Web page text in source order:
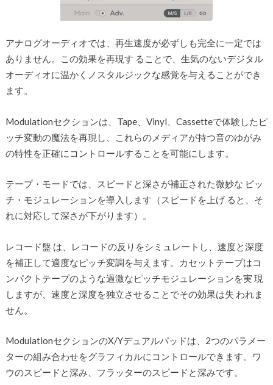
アナログオーディオでは、再生速度が必ずしも完全に一定では
ありません。この効果を再現す ることで、生気のないデジタル
オーディオに温かくノスタルジックな感覚を与えることができ
ます。
Modulationセクションは、Tape、Vinyl、Cassetteで体験したピ
ッチ変動の魔法を再現し、これらのメディアが持つ音のゆがみ
の特性を正確にコントロールすることを可能にします。
テープ・モードでは、スピードと深さが補正された微妙な ピッ
チ・モジュレーションを導入します（スピードを上げ ると、そ
れに対応して深さが下がります）。
レコード盤 は、レコードの反りをシミュレートし、速度と深度
を補正して適度なピッチ変調を与えます。カセットテープはコ
ンパクトテープのような過激なピッチモジュレーションを実 現
しますが、速度と深度を独立させることでその効果は失 われま
せん。
ModulationセクションのX/Yデュアルパッドは、2つのパラメー
ターの組み合わせをグラフィカルにコントロールできます。ワ
ウのスピードと深み、フラッターのスピードと深みです。